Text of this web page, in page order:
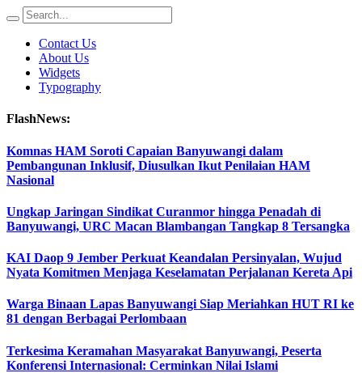
Contact Us
About Us
Widgets
Typography
FlashNews:
Komnas HAM Soroti Capaian Banyuwangi dalam
Pembangunan Inklusif, Diusulkan Ikut Penilaian HAM
Nasional
Ungkap Jaringan Sindikat Curanmor hingga Penadah di
Banyuwangi, URC Macan Blambangan Tangkap 8 Tersangka
KAI Daop 9 Jember Perkuat Keandalan Persinyalan, Wujud
Nyata Komitmen Menjaga Keselamatan Perjalanan Kereta Api
Warga Binaan Lapas Banyuwangi Siap Meriahkan HUT RI ke
81 dengan Berbagai Perlombaan
Terkesima Keramahan Masyarakat Banyuwangi, Peserta
Konferensi Internasional: Cerminkan Nilai Islami